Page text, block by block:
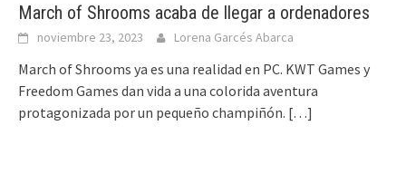
March of Shrooms acaba de llegar a ordenadores
noviembre 23, 2023 Lorena Garcés Abarca
March of Shrooms ya es una realidad en PC. KWT Games y
Freedom Games dan vida a una colorida aventura
protagonizada por un pequeño champiñón. […]